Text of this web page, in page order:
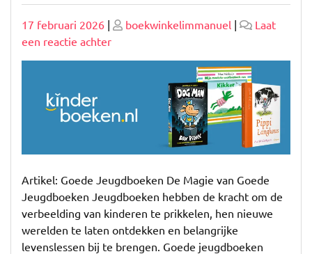
Geplaatst
op
17 februari 2026 | Geplaatst
boekwinkelimmanuel |
Laat
een reactie achterop
Ontdek
Goede
Jeugdboeken
Artikel: Goede Jeugdboeken De Magie van Goede
Jeugdboeken Jeugdboeken hebben de kracht om de
verbeelding van kinderen te prikkelen, hen nieuwe
werelden te laten ontdekken en belangrijke
levenslessen bij te brengen. Goede jeugdboeken